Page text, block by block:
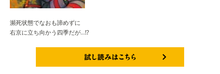
瀕死状態でなおも諦めずに
右京に立ち向かう四季だが…⁉